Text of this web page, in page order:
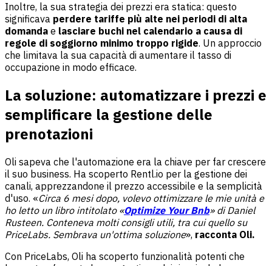
Inoltre, la sua strategia dei prezzi era statica: questo
significava perdere tariffe più alte nei periodi di alta
domanda e lasciare buchi nel calendario a causa di
regole di soggiorno minimo troppo rigide. Un approccio
che limitava la sua capacità di aumentare il tasso di
occupazione in modo efficace.
La soluzione: automatizzare i prezzi e
semplificare la gestione delle
prenotazioni
Oli sapeva che l'automazione era la chiave per far crescere
il suo business. Ha scoperto Rentl.io per la gestione dei
canali, apprezzandone il prezzo accessibile e la semplicità
d'uso. «Circa 6 mesi dopo, volevo ottimizzare le mie unità e
ho letto un libro intitolato «Optimize Your Bnb» di Daniel
Rusteen. Conteneva molti consigli utili, tra cui quello su
PriceLabs. Sembrava un'ottima soluzione», racconta Oli.
Con PriceLabs, Oli ha scoperto funzionalità potenti che